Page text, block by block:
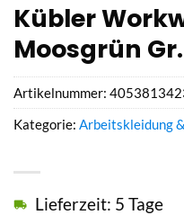
Kübler
Moosgrün Gr.
Lieferzeit: 5 Tage
Artikelnummer:
Kategorie: Arbeitskleidung